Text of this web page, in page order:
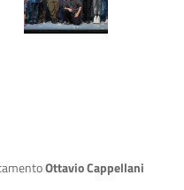
Ottavio Cappellani